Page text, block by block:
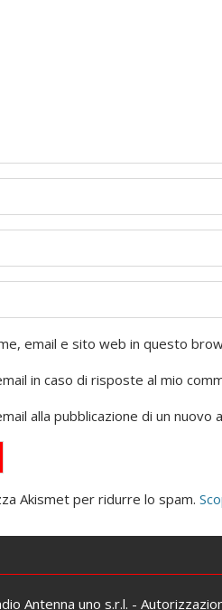
email e sito web in questo
in caso di risposte al mio
alla pubblicazione di un nuovo
Akismet per ridurre lo spam.
Antenna uno s.r.l. -